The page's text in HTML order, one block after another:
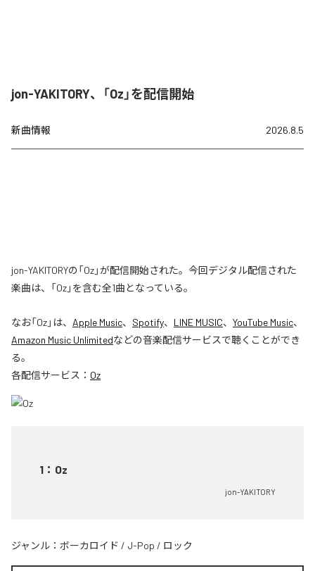
jon-YAKITORY、「Oz」を配信開始
新曲情報 2026.8.5
jon-YAKITORYの「Oz」が配信開始された。今回デジタル配信された
楽曲は、「Oz」を含む全1曲となっている。
なお「Oz」は、 Apple Music、 Spotify、 LINE MUSIC、 YouTube Music、
Amazon Music Unlimitedなどの音楽配信サービスで聴くことができ
る。
各配信サービス： Oz
1 ： Oz
jon-YAKITORY
ジャンル： ボーカロイド / J-Pop / ロック